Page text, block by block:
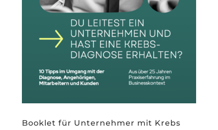
Booklet für Unternehmer mit Krebs